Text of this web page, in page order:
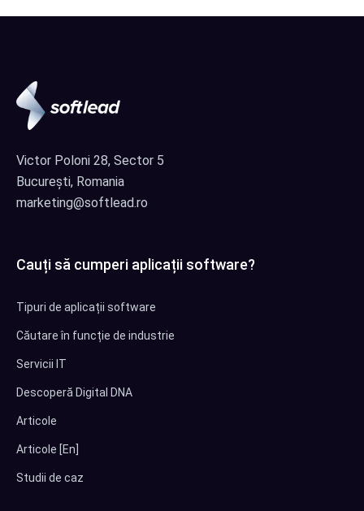
Victor Poloni 28, Sector 5
București, Romania
marketing@softlead.ro
Cauți să cumperi aplicații software?
Tipuri de aplicații software
Căutare în funcție de industrie
Servicii IT
Descoperă Digital DNA
Articole
Articole [En]
Studii de caz